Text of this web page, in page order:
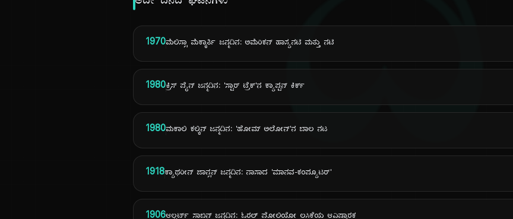
1970ಮೆಲಿಸ್ಸಾ ಮೆಕ್ಕಾರ್ತಿ ಜನ್ಮದಿನ: ಅಮೆರಿಕನ್ ಹಾಸ್ಯನಟಿ ಮತ್ತು ನಟಿ
1980ಕ್ರಿಸ್ ಪೈನ್ ಜನ್ಮದಿನ: 'ಸ್ಟಾರ್ ಟ್ರೆಕ್'ನ ಕ್ಯಾಪ್ಟನ್ ಕಿರ್ಕ್
1980ಮಕಾಲಿ ಕಲ್ಕಿನ್ ಜನ್ಮದಿನ: 'ಹೋಮ್ ಅಲೋನ್'ನ ಬಾಲ ನಟ
1918ಕ್ಯಾಥರೀನ್ ಜಾನ್ಸನ್ ಜನ್ಮದಿನ: ನಾಸಾದ 'ಮಾನವ-ಕಂಪ್ಯೂಟರ್'
ಆಲ್ಬರ್ಟ್ ಸಾಬಿನ್ ಜನ್ಮದಿನ: ಓರಲ್ ಪೋಲಿಯೋ ಲಸಿಕೆಯ ಆವಿಷ್ಕಾರಕ